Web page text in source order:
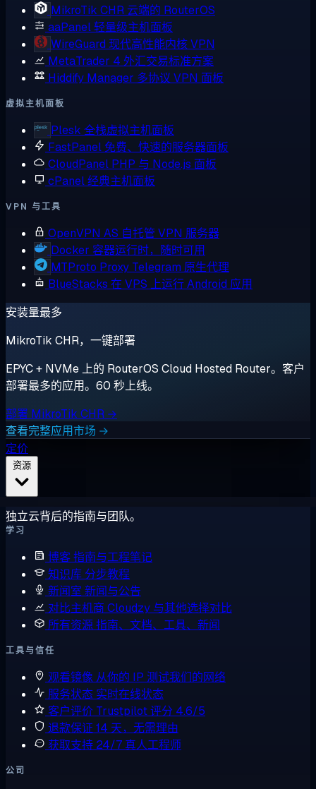
MikroTik CHR 云端的 RouterOS
aaPanel轻量级主机面板
WireGuard 现代高性能内核 VPN
MetaTrader 4 外汇交易标准方案
Hiddify Manager 多协议 VPN 面板
虚拟主机面板
Plesk 全栈虚拟主机面板
FastPanel 免费、快速的服务器面板
CloudPanel PHP 与 Node.js 面板
cPanel经典主机面板
VPN 与工具
OpenVPN AS 自托管 VPN 服务器
Docker 容器运行时，随时可用
MTProto Proxy Telegram 原生代理
BlueStacks 在 VPS 上运行 Android 应用
安装量最多
MikroTik CHR，一键部署
EPYC + NVMe 上的 RouterOS Cloud Hosted Router。客户
部署最多的应用。60 秒上线。
部署 MikroTik CHR →
查看完整应用市场 →
定价
独立云背后的指南与团队。
学习
博客指南与工程笔记
知识库 分步教程
新闻室 新闻与公告
对比主机商 Cloudzy 与其他选择对比
所有资源指南、文档、工具、新闻
工具与信任
观看镜像 从你的 IP 测试我们的网络
服务状态 实时在线状态
客户评价 Trustpilot 评分 4.6/5
退款保证 14 天，无需理由
获取支持 24/7 真人工程师
公司